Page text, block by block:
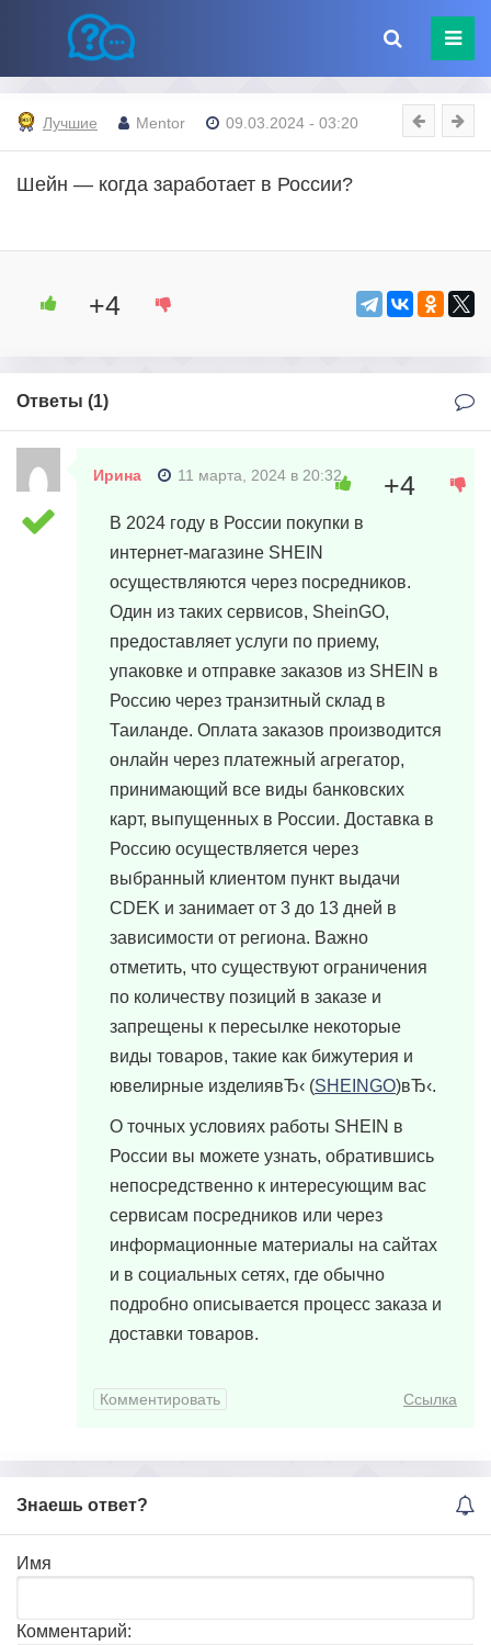
Лучшие Mentor 09.03.2024 - 03:20
Шейн — когда заработает в России?
+4
Ответы (1)
Ирина 11 марта, 2024 в 20:32
В 2024 году в России покупки в
интернет-магазине SHEIN
осуществляются через посредников.
Один из таких сервисов, SheinGO,
предоставляет услуги по приему,
упаковке и отправке заказов из SHEIN в
Россию через транзитный склад в
Таиланде. Оплата заказов производится
онлайн через платежный агрегатор,
принимающий все виды банковских
карт, выпущенных в России. Доставка в
Россию осуществляется через
выбранный клиентом пункт выдачи
CDEK и занимает от 3 до 13 дней в
зависимости от региона. Важно
отметить, что существуют ограничения
по количеству позиций в заказе и
запрещены к пересылке некоторые
виды товаров, такие как бижутерия и
ювелирные изделиявЂ‹ (SHEINGO)вЂ‹.
О точных условиях работы SHEIN в
России вы можете узнать, обратившись
непосредственно к интересующим вас
сервисам посредников или через
информационные материалы на сайтах
и в социальных сетях, где обычно
подробно описывается процесс заказа и
доставки товаров.
+4
Комментировать Ссылка
Знаешь ответ?
Имя
Комментарий: